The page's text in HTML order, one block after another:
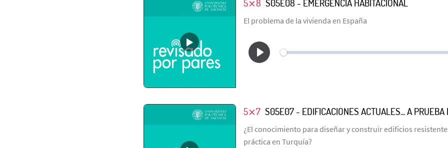
5⨯8 S05E08 - EMERGENCIA HABITACIONAL
El problema de la vivienda en España
5⨯7 S05E07 - EDIFICACIONES ACTUALES... A PRUEBA
¿El conocimiento para diseñar y construir edificios
práctica en Turquía?